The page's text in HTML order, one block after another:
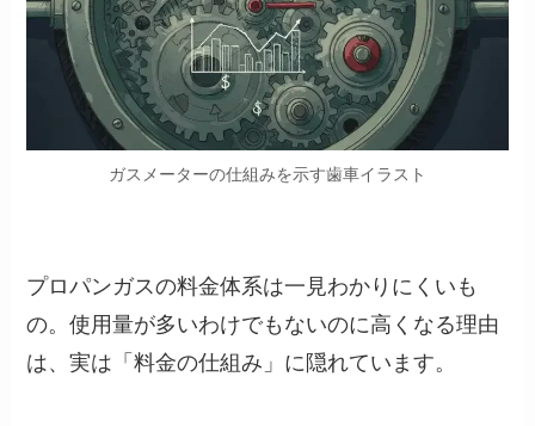
ガスメーターの仕組みを示す歯車イラスト
プロパンガスの料金体系は一見わかりにくいも
の。使用量が多いわけでもないのに高くなる理由
は、実は「料金の仕組み」に隠れています。